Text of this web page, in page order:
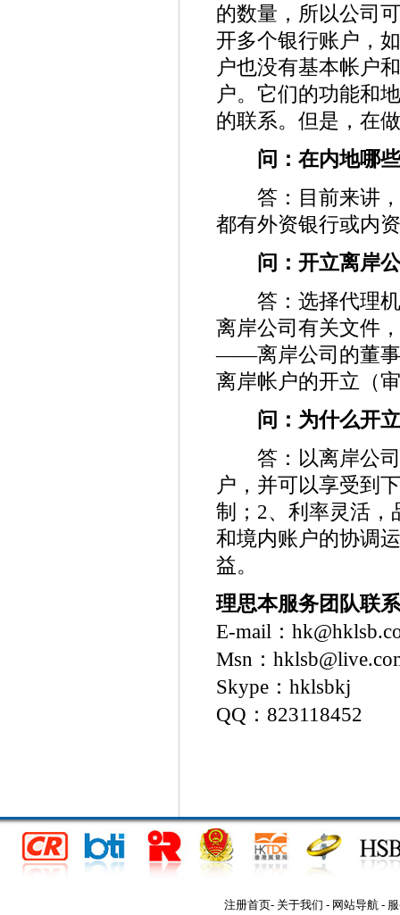
的数量，所以公司
开多个银行账户，
户也没有基本帐户
户。它们的功能和
的联系。但是，在
问：在内地哪
答：目前来讲，
都有外资银行或内
问：开立离岸
答：选择代理机
离岸公司有关文件
——离岸公司的董
离岸帐户的开立（
问：为什么开
答：以离岸公司
户，并可以享受到
制；2、利率灵活，
和境内账户的协调
益。
理思本服务团队联
E-mail：
Msn：
Skype：hklsbkj
QQ：823118452
注册首页- 关于我们 - 网站导航 -